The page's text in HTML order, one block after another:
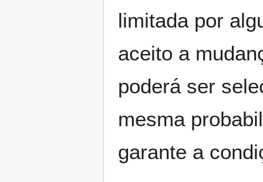
limitada por
aceito a
poderá ser
mesma
garante a